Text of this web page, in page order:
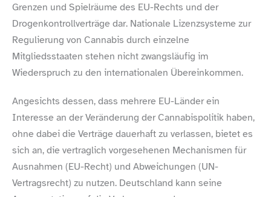
Grenzen und Spielräume des EU-​Rechts und der
Drogenkontrollverträge dar. Nationale Lizenzsysteme zur
Regulierung von Cannabis durch einzelne
Mitgliedsstaaten stehen nicht zwangsläufig im
Wiederspruch zu den internationalen Übereinkommen.
Angesichts dessen, dass mehrere EU-​Länder ein
Interesse an der Veränderung der Cannabispolitik haben,
ohne dabei die Verträge dauerhaft zu verlassen, bietet es
sich an, die vertraglich vorgesehenen Mechanismen für
Ausnahmen (EU-​Recht) und Abweichungen (UN-​
Vertragsrecht) zu nutzen. Deutschland kann seine